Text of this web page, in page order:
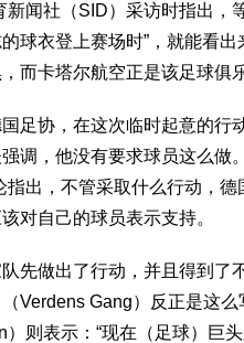
新闻社（SID）采访时指出，
球衣登上赛场时”，就能看
而卡塔尔航空正是该足球俱
协，在这次临时起意的行
调，他没有要求球员这么做
指出，不管采取什么行动，
对自己的球员表示支持。
做出了行动，并且得到了
Verdens Gang）反正是这
则表示：“现在（足球）巨